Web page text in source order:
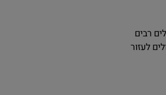
רבים
לעזור